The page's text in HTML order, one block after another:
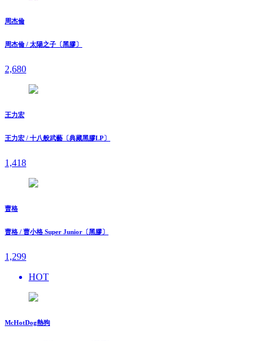
周杰倫
周杰倫 / 太陽之子〔黑膠〕
2,680
王力宏
王力宏 / 十八般武藝〔典藏黑膠LP〕
1,418
曹格
曹格 / 曹小格 Super Junior〔黑膠〕
1,299
HOT
McHotDog熱狗